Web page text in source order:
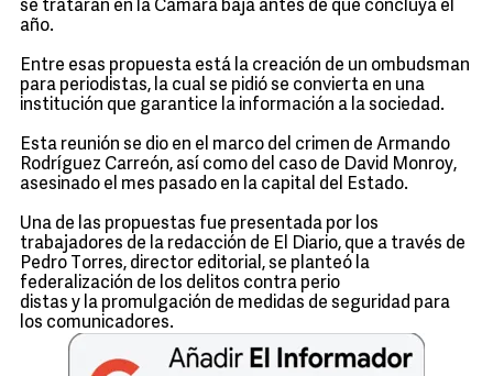
se tratarán en la Cámara baja antes de que concluya el
año.
Entre esas propuesta está la creación de un ombudsman
para periodistas, la cual se pidió se convierta en una
institución que garantice la información a la sociedad.
Esta reunión se dio en el marco del crimen de Armando
Rodríguez Carreón, así como del caso de David Monroy,
asesinado el mes pasado en la capital del Estado.
Una de las propuestas fue presentada por los
trabajadores de la redacción de El Diario, que a través de
Pedro Torres, director editorial, se planteó la
federalización de los delitos contra perio
distas y la promulgación de medidas de seguridad para
los comunicadores.